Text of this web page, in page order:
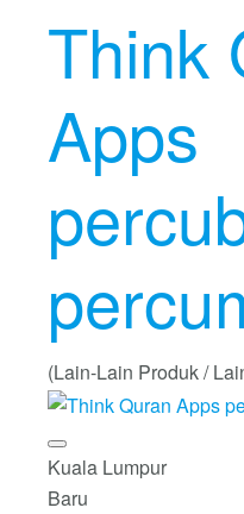
Think
Apps
(Lain-Lain Produk /
Kuala Lumpur
Baru